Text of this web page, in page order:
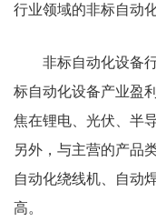
行业领域的非标自动
非标自动化设备
标自动化设备产业盈
焦在锂电、光伏、半
另外，与主营的产品
自动化绕线机、自动
高。